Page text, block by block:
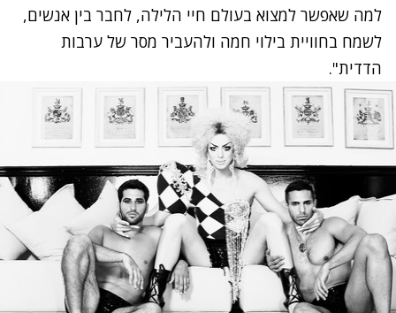
למה שאפשר למצוא בעולם חיי הלילה, לחבר בין אנשים,
לשמח בחוויית בילוי חמה ולהעביר מסר של ערבות
הדדית".